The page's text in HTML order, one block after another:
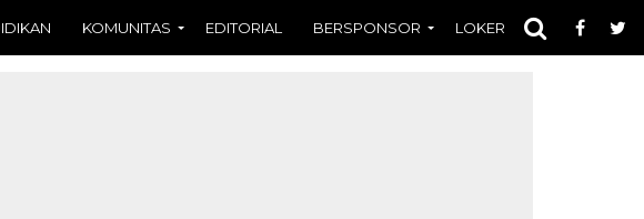
KOMUNITAS EDITORIAL BERSPONSOR LOKER OPINI